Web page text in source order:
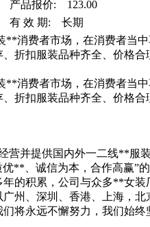
产品报价: 123.00
有 效 期: 长期
消费者市场，在消费者当
扣服装品种齐全、价格合
消费者市场，在消费者当
扣服装品种齐全、价格合
并提供国内外一二线**服
**、诚信为本，合作高赢”
的积累，公司与众多**女
州、深圳、香港、上海，
永远不懈努力，我们始